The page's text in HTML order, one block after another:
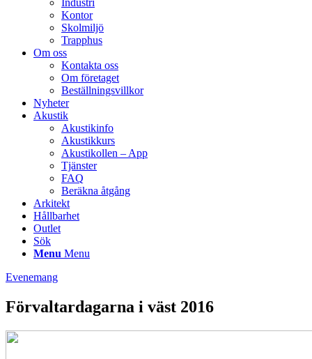
Industri
Kontor
Skolmiljö
Trapphus
Om oss
Kontakta oss
Om företaget
Beställningsvillkor
Nyheter
Akustik
Akustikinfo
Akustikkurs
Akustikollen – App
Tjänster
FAQ
Beräkna åtgång
Arkitekt
Hållbarhet
Outlet
Sök
Menu Menu
Evenemang
Förvaltardagarna i väst 2016